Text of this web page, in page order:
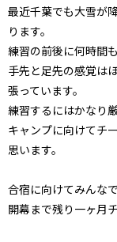
最近千葉でも大雪が
ります。
練習の前後に何時間
手先と足先の感覚は
張っています。
練習するにはかなり
キャンプに向けてチ
思います。
合宿に向けてみんな
開幕まで残り一ヶ月